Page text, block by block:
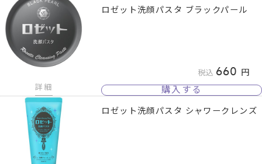
詳細
ロゼット洗顔パスタ ブラックパール
税込 660
購入する
ロゼット洗顔パスタ シャワークレンズ